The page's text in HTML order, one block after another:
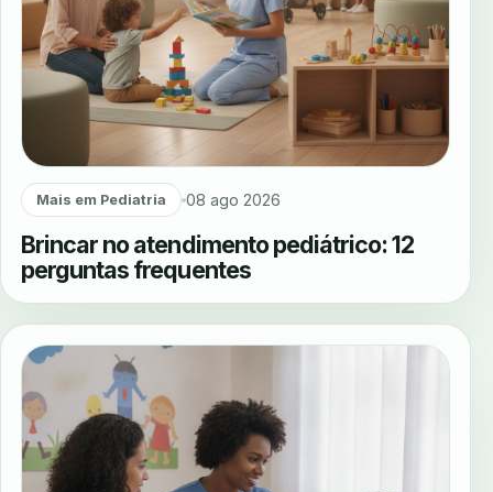
Mais em Pediatria 08 ago 2026
Brincar no atendimento pediátrico: 12
perguntas frequentes